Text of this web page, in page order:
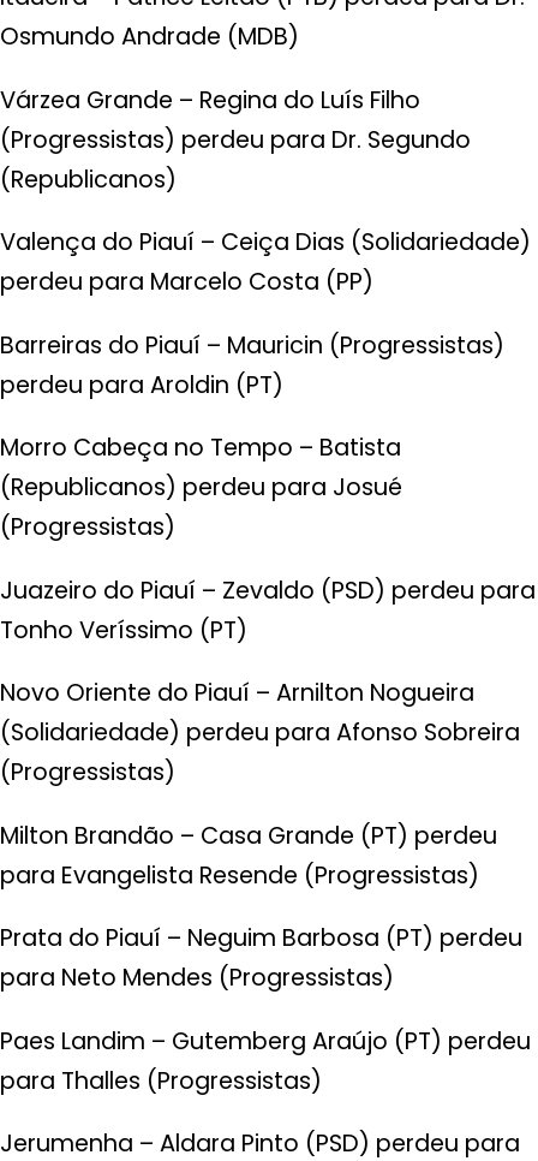
Osmundo Andrade (MDB)
Várzea Grande – Regina do Luís Filho
(Progressistas) perdeu para Dr. Segundo
(Republicanos)
Valença do Piauí – Ceiça Dias (Solidariedade)
perdeu para Marcelo Costa (PP)
Barreiras do Piauí – Mauricin (Progressistas)
perdeu para Aroldin (PT)
Morro Cabeça no Tempo – Batista
(Republicanos) perdeu para Josué
(Progressistas)
Juazeiro do Piauí – Zevaldo (PSD) perdeu para
Tonho Veríssimo (PT)
Novo Oriente do Piauí – Arnilton Nogueira
(Solidariedade) perdeu para Afonso Sobreira
(Progressistas)
Milton Brandão – Casa Grande (PT) perdeu
para Evangelista Resende (Progressistas)
Prata do Piauí – Neguim Barbosa (PT) perdeu
para Neto Mendes (Progressistas)
Paes Landim – Gutemberg Araújo (PT) perdeu
para Thalles (Progressistas)
Jerumenha – Aldara Pinto (PSD) perdeu para